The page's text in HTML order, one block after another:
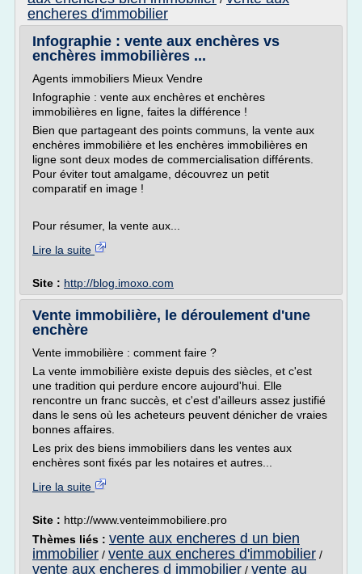
encheres d'immobilier
Infographie : vente aux enchères vs
enchères immobilières ...
Agents immobiliers Mieux Vendre
Infographie : vente aux enchères et enchères
immobilières en ligne, faites la différence !
Bien que partageant des points communs, la vente aux
enchères immobilière et les enchères immobilières en
ligne sont deux modes de commercialisation différents.
Pour éviter tout amalgame, découvrez un petit
comparatif en image !
Pour résumer, la vente aux...
Lire la suite
Site : http://blog.imoxo.com
Vente immobilière, le déroulement d'une
enchère
Vente immobilière : comment faire ?
La vente immobilière existe depuis des siècles, et c'est
une tradition qui perdure encore aujourd'hui. Elle
rencontre un franc succès, et c'est d'ailleurs assez justifié
dans le sens où les acheteurs peuvent dénicher de vraies
bonnes affaires.
Les prix des biens immobiliers dans les ventes aux
enchères sont fixés par les notaires et autres...
Lire la suite
Site : http://www.venteimmobiliere.pro
Thèmes liés : vente aux encheres d un bien
immobilier / vente aux encheres d'immobilier /
vente aux encheres d immobilier / vente au